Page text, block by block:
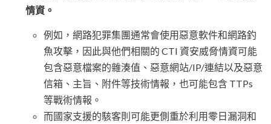
情資。
例如，網路犯罪集團通常會使用惡意軟件和網路釣
魚攻擊，因此與他們相關的 CTI 資安威脅情資可能
包含惡意檔案的雜湊值、惡意網站/IP/連結以及惡意
信箱、主旨、附件等技術情報，也可能包含 TTPs
等戰術情報。
而國家支援的駭客則可能更側重於利用零日漏洞和